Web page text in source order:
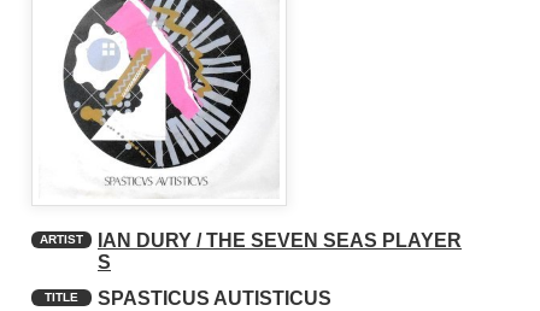
ARTIST
IAN DURY / THE SEVEN SEAS PLAYER
S
TITLE SPASTICUS AUTISTICUS